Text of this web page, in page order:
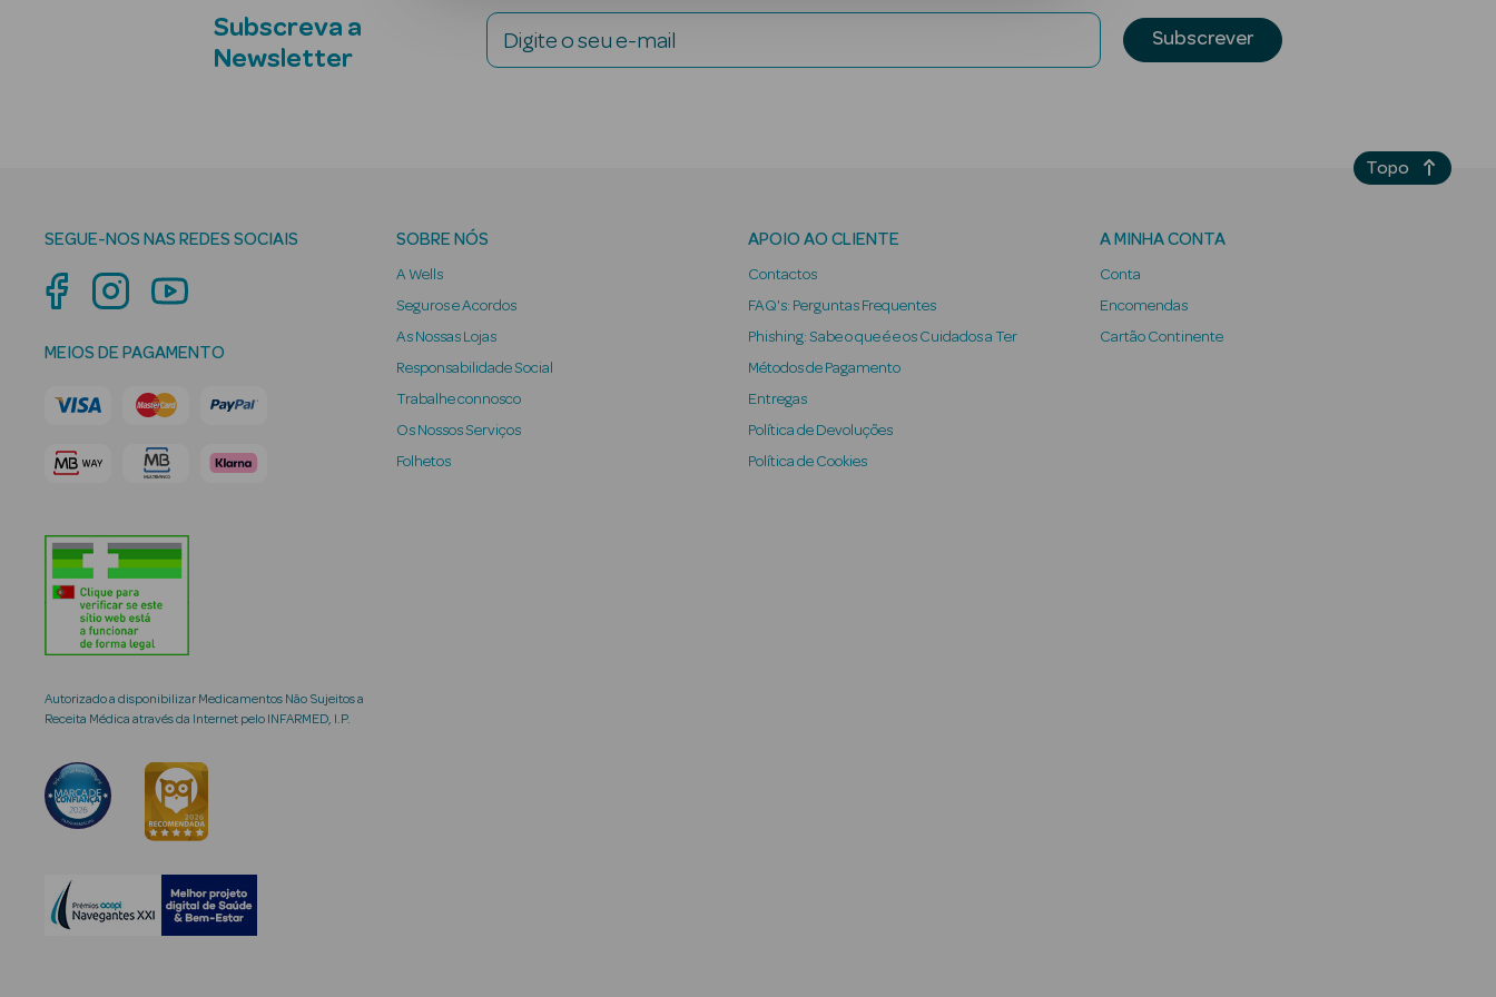
Subscreva a
Newsletter
Digite o seu e-mail Subscrever
SEGUE-NOS NAS REDES SOCIAIS
MEIOS DE PAGAMENTO
Autorizado a disponibilizar Medicamentos Não Sujeitos a
Receita Médica através da Internet pelo INFARMED, I.P.
SOBRE NÓS
A Wells
Seguros e Acordos
As Nossas Lojas
Responsabilidade Social
Trabalhe connosco
Os Nossos Serviços
Folhetos
APOIO AO CLIENTE
Contactos
FAQ's: Perguntas Frequentes
Phishing: Sabe o que é e os Cuidados a Ter
Métodos de Pagamento
Entregas
Política de Devoluções
Política de Cookies
A MINHA CONTA
Conta
Encomendas
Cartão Continente
Topo